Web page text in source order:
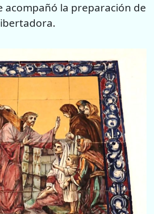
acompañó la preparación de